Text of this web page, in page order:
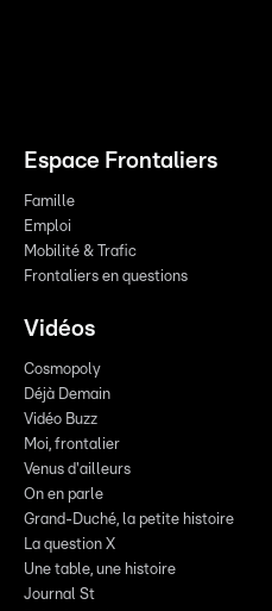
Espace Frontaliers
Famille
Emploi
Mobilité & Trafic
Frontaliers en questions
Vidéos
Cosmopoly
Déjà Demain
Vidéo Buzz
Moi, frontalier
Venus d'ailleurs
On en parle
Grand-Duché, la petite histoire
La question X
Une table, une histoire
Journal St